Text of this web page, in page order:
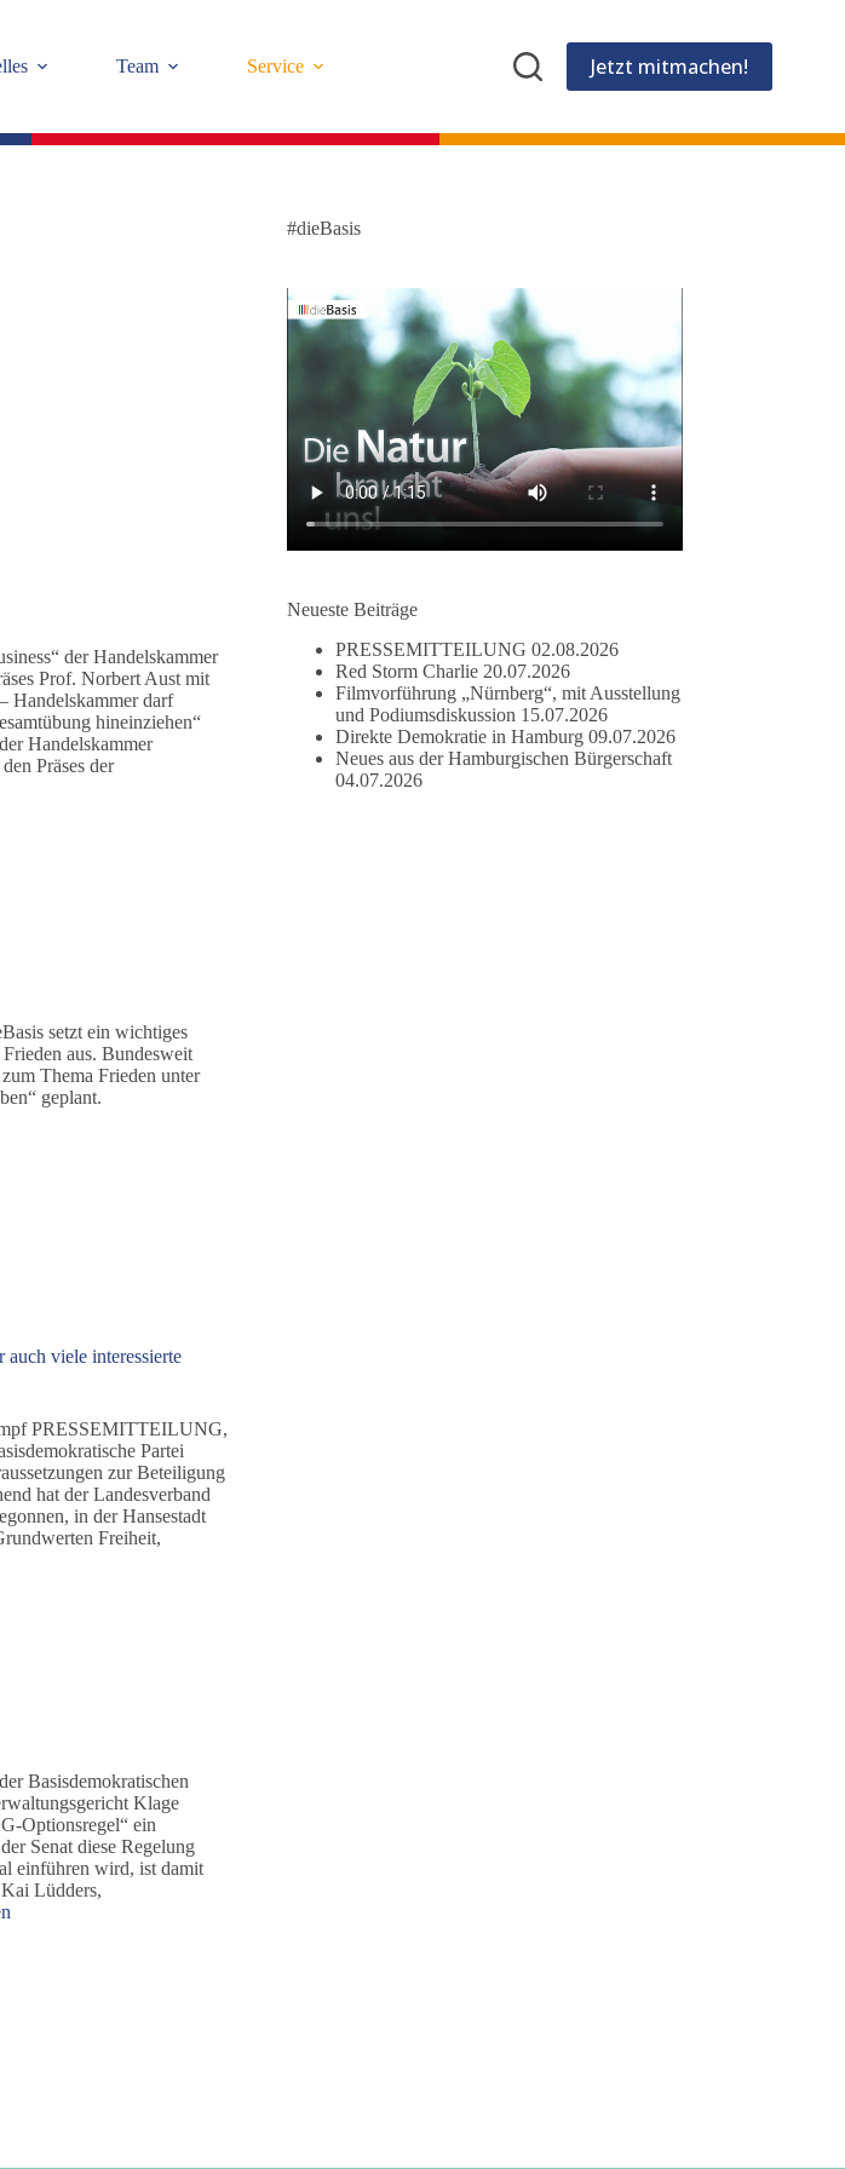
Team Service Jetzt mitmachen!
der Handelskammer
Prof. Norbert Aust mit
Handelskammer darf
hineinziehen“
Handelskammer
Präses der
setzt ein wichtiges
aus. Bundesweit
Thema Frieden unter
geplant.
viele interessierte
PRESSEMITTEILUNG,
Partei
zur Beteiligung
hat der Landesverband
in der Hansestadt
Freiheit,
Basisdemokratischen
Klage
Optionsregel“ ein
Senat diese Regelung
einführen wird, ist damit
Lüdders,
#dieBasis
Neueste Beiträge
PRESSEMITTEILUNG 02.08.2026
Red Storm Charlie 20.07.2026
Filmvorführung „Nürnberg“, mit Ausstellung
und Podiumsdiskussion 15.07.2026
Direkte Demokratie in Hamburg 09.07.2026
Neues aus der Hamburgischen Bürgerschaft
04.07.2026